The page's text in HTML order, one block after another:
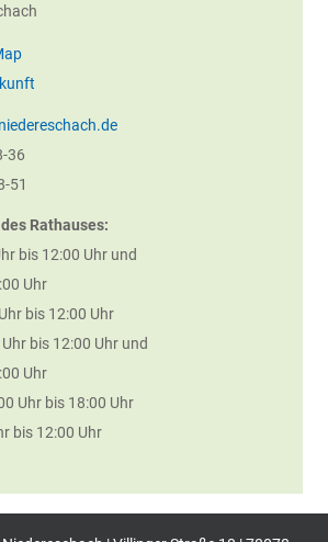
36
51
Rathauses:
bis 12:00 Uhr und
Uhr
bis 12:00 Uhr
bis 12:00 Uhr und
Uhr
Uhr bis 18:00 Uhr
bis 12:00 Uhr